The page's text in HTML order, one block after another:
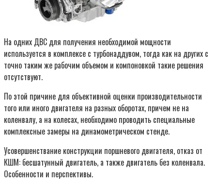
На одних ДВС для получения необходимой мощности
используется в комплексе с турбонаддувом, тогда как на других с
точно таким же рабочим объемом и компоновкой такие решения
отсутствуют.
По этой причине для объективной оценки производительности
того или иного двигателя на разных оборотах, причем не на
коленвалу, а на колесах, необходимо проводить специальные
комплексные замеры на динамометрическом стенде.
Усовершенствание конструкции поршневого двигателя, отказ от
КШМ: бесшатунный двигатель, а также двигатель без коленвала.
Особенности и перспективы.